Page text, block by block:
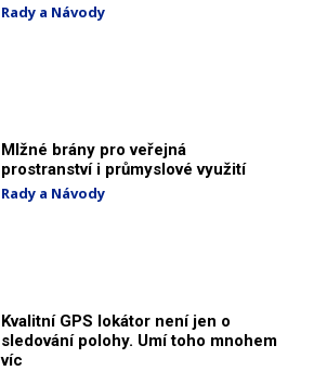
Rady a Návody
Mlžné brány pro veřejná
prostranství i průmyslové využití
Rady a Návody
Kvalitní GPS lokátor není jen o
sledování polohy. Umí toho mnohem
víc